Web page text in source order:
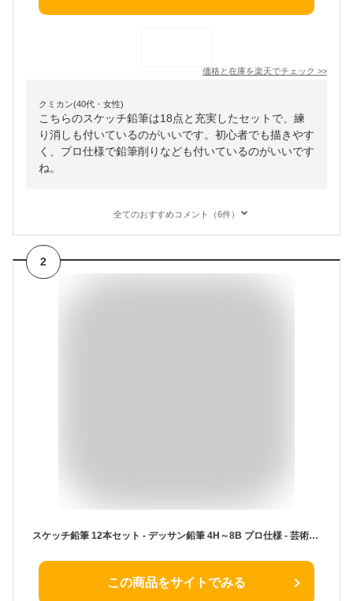
価格と在庫を楽天でチェック >>
クミカン(40代・女性)
こちらのスケッチ鉛筆は18点と充実したセットで、練
り消しも付いているのがいいです。初心者でも描きやす
く、プロ仕様で鉛筆削りなども付いているのがいいです
ね。
全てのおすすめコメント（6件）
2
スケッチ鉛筆 12本セット - デッサン鉛筆 4H～8B プロ仕様 - 芸術家向け グラファイト鉛筆 描画用 イ ラスト・デッサン・美術用画材
この商品をサイトでみる